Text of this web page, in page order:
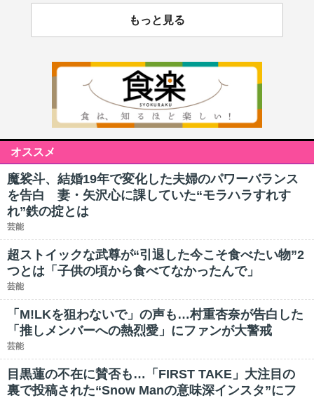
もっと見る
オススメ
魔裟斗、結婚19年で変化した夫婦のパワーバランス
を告白 妻・矢沢心に課していた“モラハラすれす
れ”鉄の掟とは
芸能
超ストイックな武尊が“引退した今こそ食べたい物”2
つとは「子供の頃から食べてなかったんで」
芸能
「M!LKを狙わないで」の声も…村重杏奈が告白した
「推しメンバーへの熱烈愛」にファンが大警戒
芸能
目黒蓮の不在に賛否も…「FIRST TAKE」大注目の
裏で投稿された“Snow Manの意味深インスタ”にフ